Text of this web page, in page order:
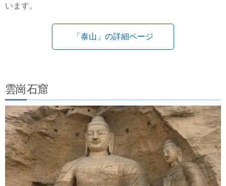
います。
「泰山」の詳細ページ
雲崗石窟